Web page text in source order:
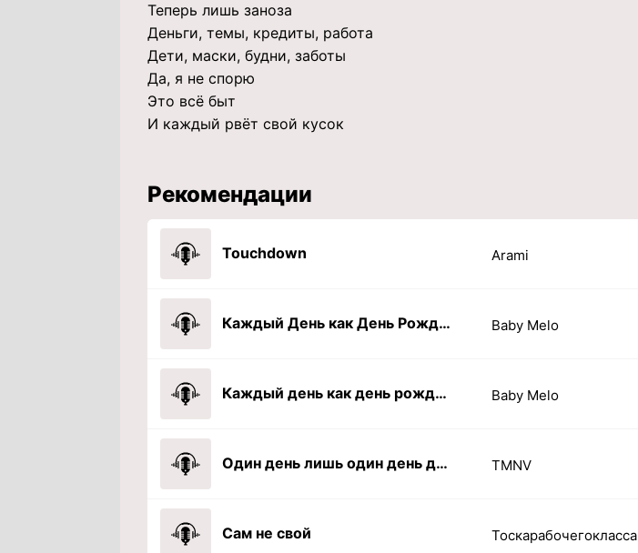
Теперь лишь заноза
Деньги, темы, кредиты, работа
Дети, маски, будни, заботы
Да, я не спорю
Это всё быт
И каждый рвёт свой кусок
Рекомендации
Touchdown Arami
Каждый День как День Рождения Baby Melo
Каждый день как день рождения Baby Melo
Один день лишь один день да один день TMNV
Сам не свой Тоскарабочегокласса